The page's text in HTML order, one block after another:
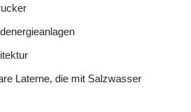
Laterne, die mit Salzwasser